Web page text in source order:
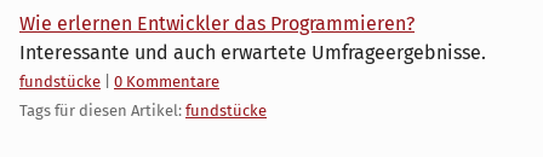
Wie erlernen Entwickler das Programmieren?
Interessante und auch erwartete Umfrageergebnisse.
Kategorien:
fundstücke
0 Kommentare
Tags für diesen Artikel: fundstücke